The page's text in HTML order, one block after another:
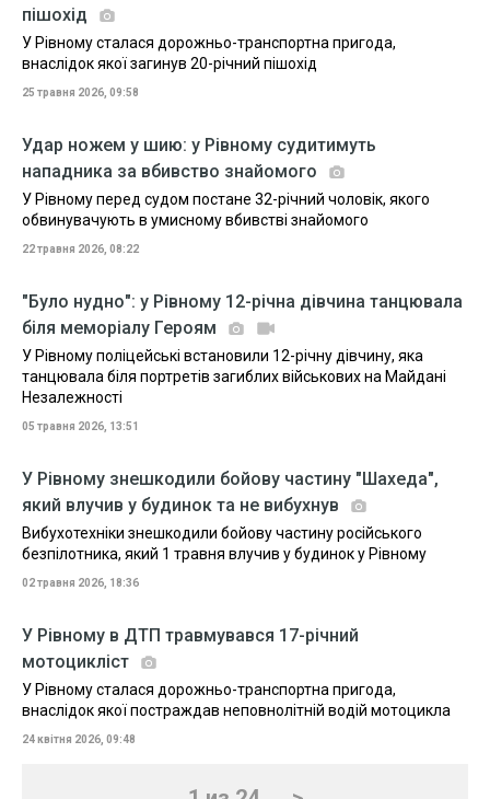
пішохід
У Рівному сталася дорожньо-транспортна пригода,
внаслідок якої загинув 20-річний пішохід
25 травня 2026, 09:58
Удар ножем у шию: у Рівному судитимуть
нападника за вбивство знайомого
У Рівному перед судом постане 32-річний чоловік, якого
обвинувачують в умисному вбивстві знайомого
22 травня 2026, 08:22
"Було нудно": у Рівному 12-річна дівчина танцювала
біля меморіалу Героям
У Рівному поліцейські встановили 12-річну дівчину, яка
танцювала біля портретів загиблих військових на Майдані
Незалежності
05 травня 2026, 13:51
У Рівному знешкодили бойову частину "Шахеда",
який влучив у будинок та не вибухнув
Вибухотехніки знешкодили бойову частину російського
безпілотника, який 1 травня влучив у будинок у Рівному
02 травня 2026, 18:36
У Рівному в ДТП травмувався 17-річний
мотоцикліст
У Рівному сталася дорожньо-транспортна пригода,
внаслідок якої постраждав неповнолітній водій мотоцикла
24 квітня 2026, 09:48